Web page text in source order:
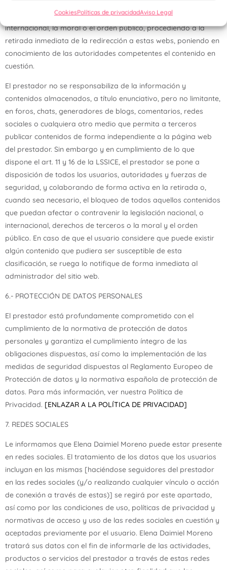
CookiesPolíticas de privacidadAviso Legal
contenido que pudiera contravenir la legislación nacional o
internacional, la moral o el orden público, procediendo a la
retirada inmediata de la redirección a estas webs, poniendo en
conocimiento de las autoridades competentes el contenido en
cuestión.
El prestador no se responsabiliza de la información y
contenidos almacenados, a título enunciativo, pero no limitante,
en foros, chats, generadores de blogs, comentarios, redes
sociales o cualquiera otro medio que permita a terceros
publicar contenidos de forma independiente a la página web
del prestador. Sin embargo y en cumplimiento de lo que
dispone el art. 11 y 16 de la LSSICE, el prestador se pone a
disposición de todos los usuarios, autoridades y fuerzas de
seguridad, y colaborando de forma activa en la retirada o,
cuando sea necesario, el bloqueo de todos aquellos contenidos
que puedan afectar o contravenir la legislación nacional, o
internacional, derechos de terceros o la moral y el orden
público. En caso de que el usuario considere que puede existir
algún contenido que pudiera ser susceptible de esta
clasificación, se ruega lo notifique de forma inmediata al
administrador del sitio web.
6.- PROTECCIÓN DE DATOS PERSONALES
El prestador está profundamente comprometido con el
cumplimiento de la normativa de protección de datos
personales y garantiza el cumplimiento íntegro de las
obligaciones dispuestas, así como la implementación de las
medidas de seguridad dispuestas al Reglamento Europeo de
Protección de datos y la normativa española de protección de
datos. Para más información, ver nuestra Política de
Privacidad. [ENLAZAR A LA POLÍTICA DE PRIVACIDAD]
7. REDES SOCIALES
Le informamos que Elena Daimiel Moreno puede estar presente
en redes sociales. El tratamiento de los datos que los usuarios
incluyan en las mismas [haciéndose seguidores del prestador
en las redes sociales (y/o realizando cualquier vínculo o acción
de conexión a través de estas)] se regirá por este apartado,
así como por las condiciones de uso, políticas de privacidad y
normativas de acceso y uso de las redes sociales en cuestión y
aceptadas previamente por el usuario. Elena Daimiel Moreno
tratará sus datos con el fin de informarle de las actividades,
productos o servicios del prestador a través de estas redes